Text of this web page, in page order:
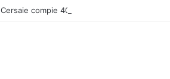
Cersaie compie 40 anni